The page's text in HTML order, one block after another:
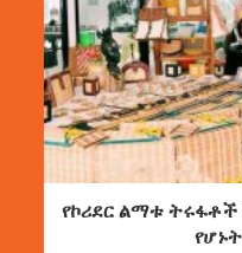
የኮሪደር ልማቱ